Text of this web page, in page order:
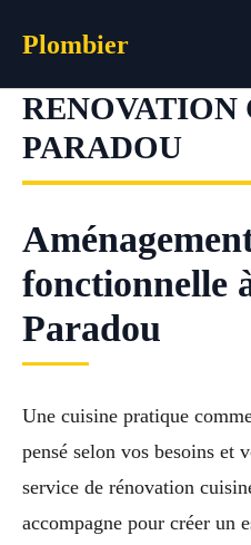
Plombier
RENOVATION
PARADOU
fonctionnelle
Paradou
Une cuisine pratique
pensé selon vos besoins et
service de rénovation
accompagne pour créer un